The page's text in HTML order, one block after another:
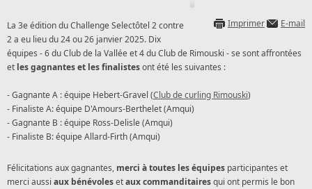
Imprimer E-mail
La 3e édition du Challenge Selectôtel 2 contre
2 a eu lieu du 24 ou 26 janvier 2025. Dix
équipes - 6 du Club de la Vallée et 4 du Club de Rimouski - se sont affrontées
et les gagnantes et les finalistesont été les suivantes :
- Gagnante A : équipe Hebert-Gravel (Club de curling Rimouski)
- Finaliste A: équipe D'Amours-Berthelet (Amqui)
- Gagnante B : équipe Ross-Delisle (Amqui)
- Finaliste B: équipe Allard-Firth (Amqui)
Félicitations aux gagnantes, merci à toutes les équipes participantes et
merci aussi aux bénévolesetaux commanditairesqui ont permis le bon